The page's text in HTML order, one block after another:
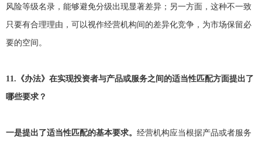
风险等级名录，能够避免分级出现显著差异；另一方面，这种不一致
只要有合理理由，可以视作经营机构间的差异化竞争，为市场保留必
要的空间。
11. 《办法》在实现投资者与产品或服务之间的适当性匹配方面提出了
哪些要求？
一是提出了适当性匹配的基本要求。 经营机构应当根据产品或者服务